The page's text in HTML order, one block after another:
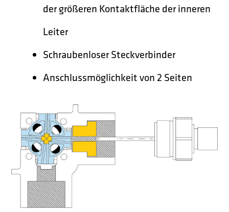
der größeren Kontaktfläche der inneren
Leiter
Schraubenloser Steckverbinder
Anschlussmöglichkeit von 2 Seiten